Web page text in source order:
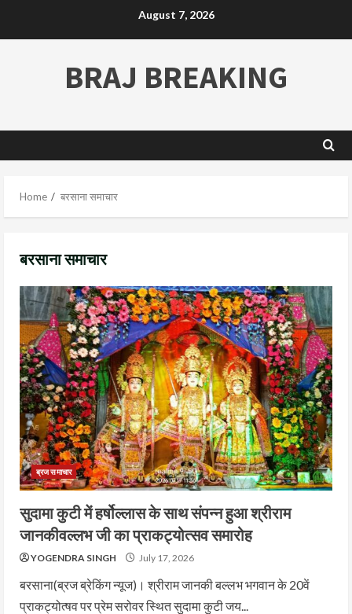
August 7, 2026
BRAJ BREAKING
Home बरसाना समाचार
बरसाना समाचार
ब्रज समाचार
सुदामा कुटी में हर्षोल्लास के साथ संपन्न हुआ श्रीराम
जानकीवल्लभ जी का प्राकट्योत्सव समारोह
YOGENDRA SINGH July 17, 2026
बरसाना(ब्रज ब्रेकिंग न्यूज)। श्रीराम जानकी बल्लभ भगवान के 20वें
प्राकट्योत्षव पर प्रेम सरोवर स्थित सुदामा कुटी जय...